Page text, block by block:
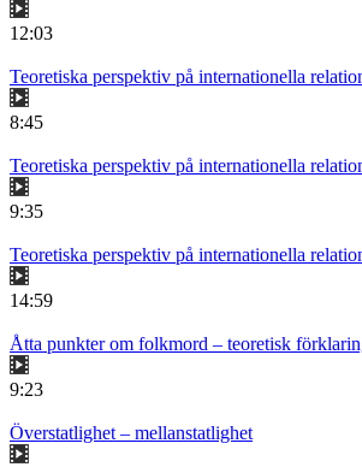
12:03
Teoretiska perspektiv på internationella
8:45
Teoretiska perspektiv på internationella
9:35
Teoretiska perspektiv på internationella
14:59
Åtta punkter om folkmord – teoretisk
9:23
Överstatlighet – mellanstatlighet